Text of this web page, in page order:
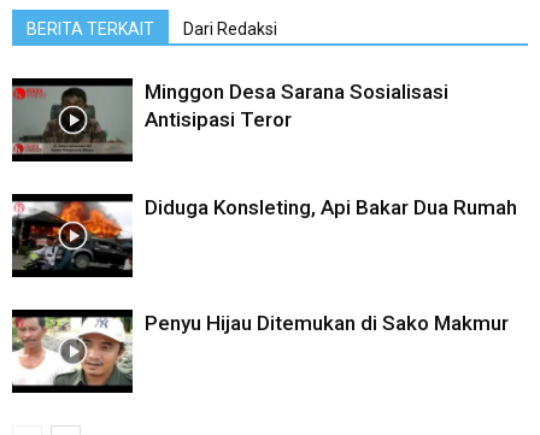
BERITA TERKAIT Dari Redaksi
Minggon Desa Sarana Sosialisasi
Antisipasi Teror
Diduga Konsleting, Api Bakar Dua Rumah
Penyu Hijau Ditemukan di Sako Makmur